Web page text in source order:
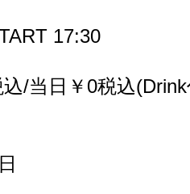
17:30
/当日￥0税込